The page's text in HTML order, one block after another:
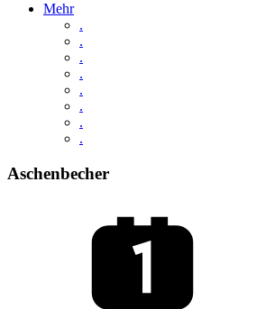
Mehr
.
.
.
.
.
.
.
.
Aschenbecher